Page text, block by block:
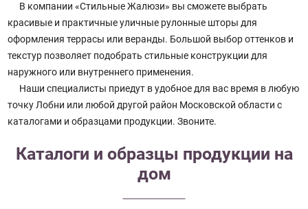
В компании «Стильные Жалюзи» вы сможете выбрать
красивые и практичные уличные рулонные шторы для
оформления террасы или веранды. Большой выбор оттенков и
текстур позволяет подобрать стильные конструкции для
наружного или внутреннего применения.
Наши специалисты приедут в удобное для вас время в любую
точку Лобни или любой другой район Московской области с
каталогами и образцами продукции. Звоните.
Каталоги и образцы продукции на
дом